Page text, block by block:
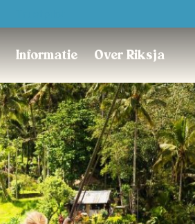
Informatie Over Riksja